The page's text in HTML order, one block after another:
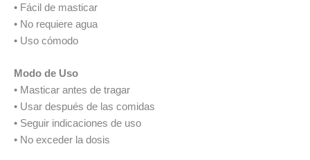
• Fácil de masticar
• No requiere agua
• Uso cómodo
Modo de Uso
• Masticar antes de tragar
• Usar después de las comidas
• Seguir indicaciones de uso
• No exceder la dosis